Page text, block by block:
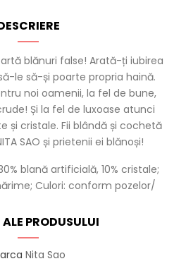
blănuri false! Arată-ți iubirea
le să-și poarte propria haină.
noi oamenii, la fel de bune,
Și la fel de luxoase atunci
și cristale. Fii blândă și cochetă
SAO și prietenii ei blănoși!
blană artificială, 10% cristale;
Culori: conform pozelor/
PRODUSULUI
Nita Sao